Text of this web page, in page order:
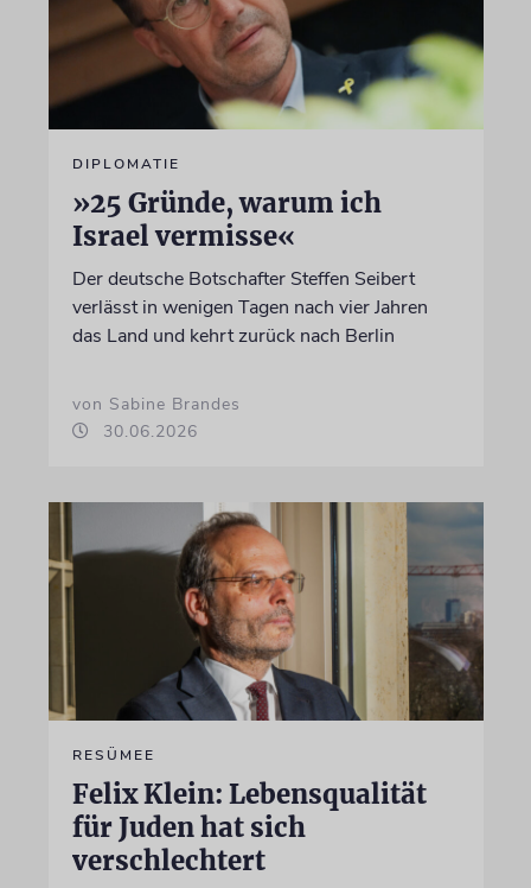
DIPLOMATIE
»25 Gründe, warum ich
Israel vermisse«
Der deutsche Botschafter Steffen Seibert
verlässt in wenigen Tagen nach vier Jahren
das Land und kehrt zurück nach Berlin
von Sabine Brandes
30.06.2026
RESÜMEE
Felix Klein: Lebensqualität
für Juden hat sich
verschlechtert